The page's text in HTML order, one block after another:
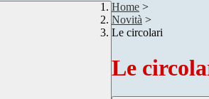
Home >
Novità >
Le circolari
Le